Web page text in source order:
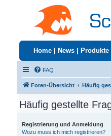
Home News Produkte
FAQ
Foren-Übersicht Häufig
Häufig gestellte
Registrierung und Anmeldung
Wozu muss ich mich registrieren?